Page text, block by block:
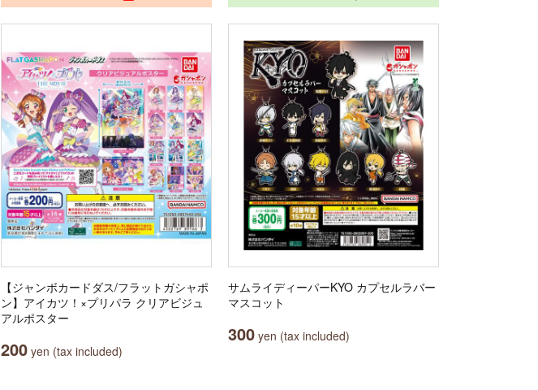
【ジャンボカードダス/フラットガシャポ
ン】アイカツ！×プリパラ クリアビジュ
アルポスター
200 yen (tax included)
サムライディーパーKYO カプセルラバー
マスコット
300 yen (tax included)